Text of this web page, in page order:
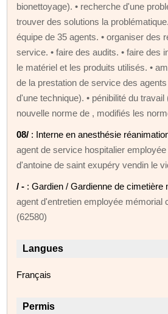
bionettoyage). • recherche d'une
trouver des solutions la
équipe de 35 agents. • organiser des
service. • faire des audits. • faire des
le matériel et les produits utilisés. •
de la prestation de service des
d'une technique). • pénibilité du travail
nouvelle norme de , modifiés les
08/ : Interne en anesthésie
agent de service hospitalier
d'antoine de saint exupéry vendin le
/ - : Gardien / Gardienne de cimetière
agent d'entretien employée mémorial
(62580)
Langues
Français
Permis